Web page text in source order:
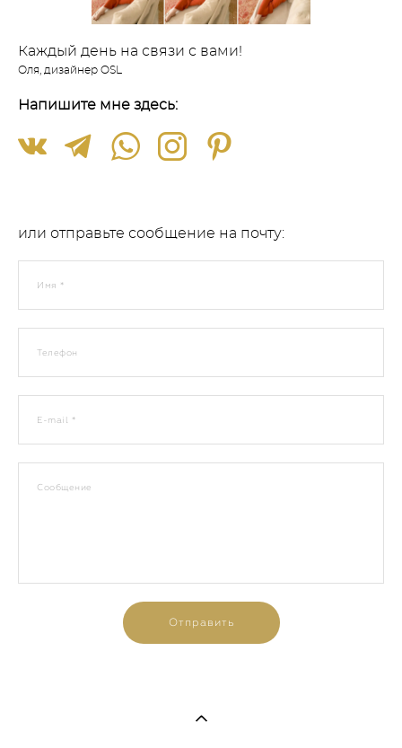
Каждый день на связи с вами!
Оля, дизайнер OSL
Напишите мне здесь:
или отправьте сообщение на почту:
Имя *
Телефон
E-mail *
Сообщение
Отправить